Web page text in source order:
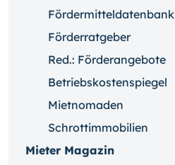
Fördermitteldatenbank
Förderratgeber
Red.: Förderangebote
Betriebskostenspiegel
Mietnomaden
Schrottimmobilien
Mieter Magazin